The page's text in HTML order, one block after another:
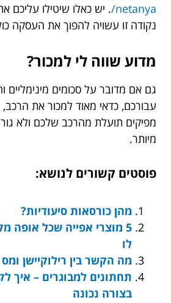
netanya/ . יש כאלו שיטילו עליכם
נקודה זו עשויה להפוך את העסקה
מדוע שווה לי למכור?
גם אם מדובר על סכומים מינימליים
עבורכם, כדאי מאוד למכור את
מפיקים תועלת מהרכב שלכם ולא
מיותר.
פוסטים קשורים לנושא:
מהן כורסאות סיעודיות?
5 מוצרי אפייה שכל אופה
לו
מה הקשר בין רילוקיישן
תחתונים למבוגרים – איך
בצורה נכונה